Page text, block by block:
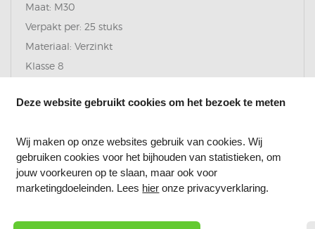
Maat: M30
Verpakt per: 25 stuks
Materiaal: Verzinkt
Klasse 8
ISO: 04032
REVIEWS
Deze website gebruikt cookies om het bezoek te meten
Wij maken op onze websites gebruik van cookies. Wij
gebruiken cookies voor het bijhouden van statistieken, om
jouw voorkeuren op te slaan, maar ook voor
marketingdoeleinden. Lees hier onze privacyverklaring.